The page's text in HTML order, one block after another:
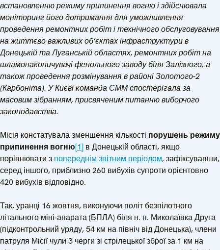
встановленню режиму припинення вогню і здійснювала
моніторинг його дотримання для уможливлення
проведення ремонтних робіт і технічного обслуговування
на життєво важливих об’єктах інфраструктури в
Донецькій та Луганській областях, ремонтних робіт на
шламонакопичувачі фенольного заводу біля Залізного, а
також проведення розмінування в районі Золотого-2
(Карбоніта). У Києві команда СММ спостерігала за
масовим зібранням, присвяченим питанню виборчого
законодавства.
Місія констатувала зменшення кількості порушень режиму
припинення вогню[1] в Донецькій області, якщо
порівнювати з попереднім звітним періодом, зафіксувавши,
серед іншого, приблизно 260 вибухів супроти орієнтовно
420 вибухів відповідно.
Так, уранці 16 жовтня, виконуючи політ безпілотного
літального міні-апарата (БПЛА) біля н. п. Миколаївка Друга
(підконтрольний уряду, 54 км на північ від Донецька), члени
патруля Місії чули 3 черги зі стрілецької зброї за 1 км на